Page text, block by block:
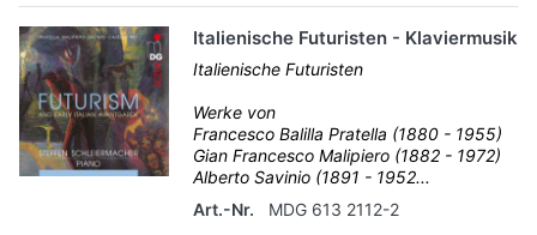
Italienische Futuristen - Klaviermusik
Italienische Futuristen
Werke von
Francesco Balilla Pratella (1880 - 1955)
Gian Francesco Malipiero (1882 - 1972)
Alberto Savinio (1891 - 1952...
Art.-Nr.
MDG 613 2112-2